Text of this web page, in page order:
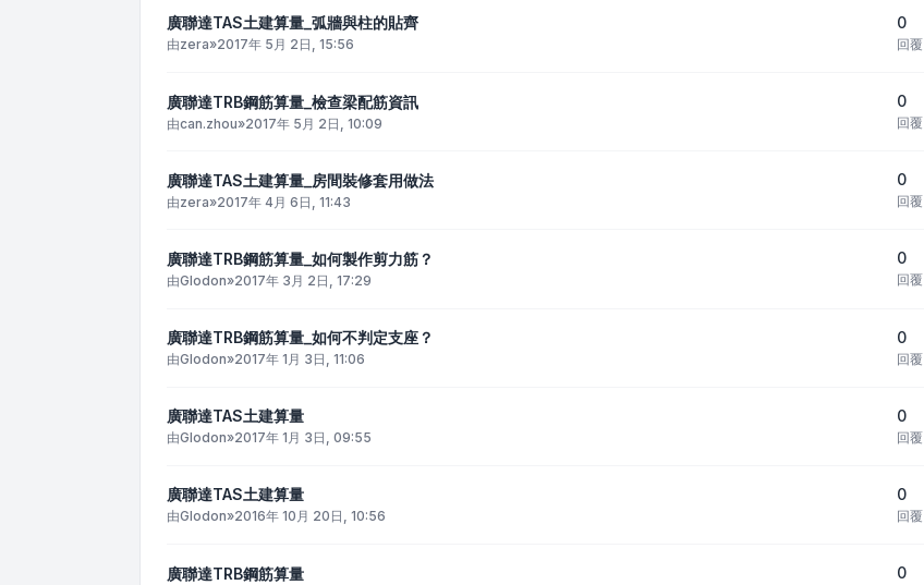
廣聯達TAS土建算量_弧牆與柱的貼齊
由zera»2017年 5月 2日, 15:56
0
回覆
廣聯達TRB鋼筋算量_檢查梁配筋資訊
由can.zhou»2017年 5月 2日, 10:09
0
回覆
廣聯達TAS土建算量_房間裝修套用做法
由zera»2017年 4月 6日, 11:43
0
回覆
廣聯達TRB鋼筋算量_如何製作剪力筋？
由Glodon»2017年 3月 2日, 17:29
0
回覆
廣聯達TRB鋼筋算量_如何不判定支座？
由Glodon»2017年 1月 3日, 11:06
0
回覆
廣聯達TAS土建算量
由Glodon»2017年 1月 3日, 09:55
0
回覆
廣聯達TAS土建算量
由Glodon»2016年 10月 20日, 10:56
0
回覆
廣聯達TRB鋼筋算量 0